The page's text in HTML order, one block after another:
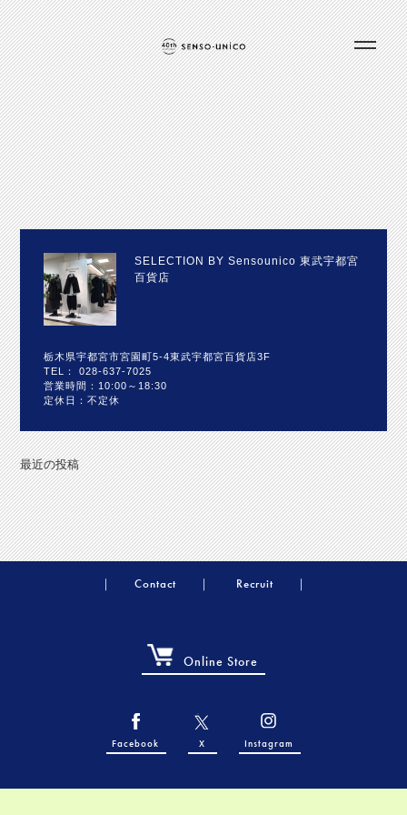
SELECTION BY Sensounico 東武宇都宮
百貨店
栃木県宇都宮市宮園町5-4東武宇都宮百貨店3F
TEL： 028-637-7025
営業時間：10:00～18:30
定休日：不定休
最近の投稿
Contact Recruit
Online Store
Facebook X Instagram